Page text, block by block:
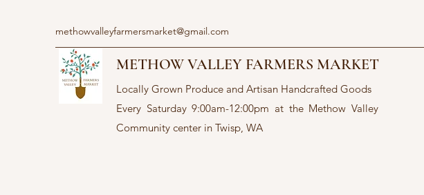
methowvalleyfarmersmarket@gmail.com
METHOW VALLEY FARMERS MARKET
Locally Grown Produce and Artisan Handcrafted Goods
Every Saturday 9:00am-12:00pm at the Methow Valley
Community center in Twisp, WA